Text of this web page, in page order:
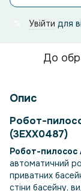
Увійти для
До
Опис
Робот-
(3EXX0487)
Робот-пилосос
автоматичний
приватних
стіни басейну,